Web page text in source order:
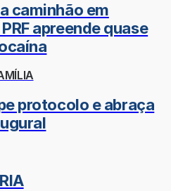
caminhão em
apreende quase
protocolo e abraça